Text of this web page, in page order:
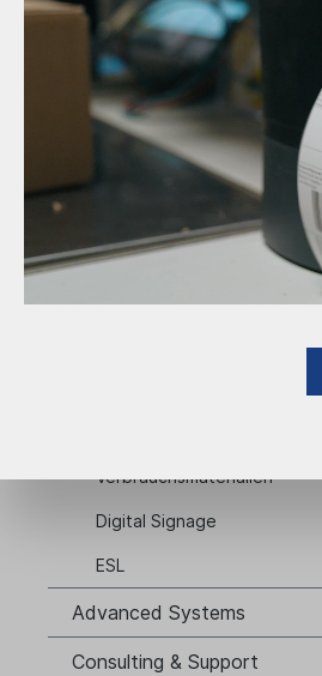
Auto-ID
Halterungen
Cash Management
TSE
Verbrauchsmaterialien
Digital Signage
ESL
Advanced Systems
Consulting & Support